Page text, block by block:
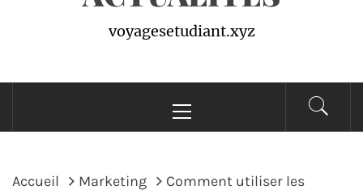
voyagesetudiant.xyz
principal
Accueil Marketing
Comment utiliser les